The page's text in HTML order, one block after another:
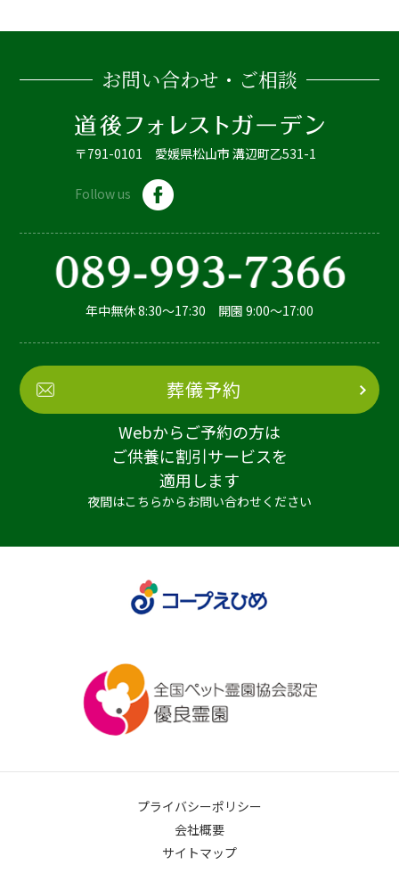
お問い合わせ・ご相談
〒791-0101 愛媛県松山市 溝辺町乙531-1
Follow us
年中無休 8:30～17:30 開園 9:00～17:00
葬儀予約
Webからご予約の方は
ご供養に割引サービスを
適用します
夜間はこちらからお問い合わせください
プライバシーポリシー
会社概要
サイトマップ